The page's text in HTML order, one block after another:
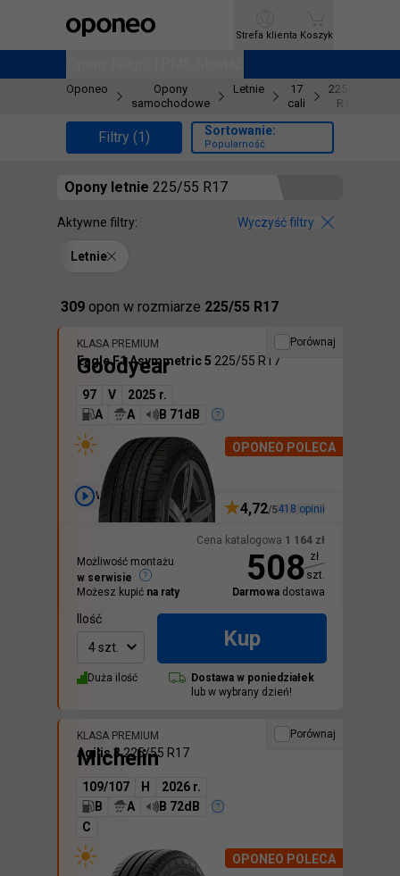
Ctrl M
Strefa klienta
Strefa klienta Koszyk
Koszyk
Oponeo
Opony
samochodowe
Letnie
17
cali
225/55
R17
Filtry (1) Sortowanie:
Popularność
Opony letnie 225/55 R17
Letnie
Aktywne filtry: Wyczyść filtry
Znaleźliśmy
309 opon w rozmiarze 225/55 R17
Porównaj
Wideo
KLASA PREMIUM
Goodyear
OPONEO POLECA
Eagle F1 Asymmetric 5 225/55 R17
97 V
2025 r.
A
A B 71dB
Cena katalogowa 1 164 zł
508 zł
szt.
Darmowa dostawa
4,72/5418 opinii
Możliwość montażu
w serwisie
Możesz kupić na raty
Ilość
4 szt.
Kup
Duża ilość Dostawa w poniedziałek
lub w wybrany dzień!
Porównaj
KLASA PREMIUM
Michelin
OPONEO POLECA
Agilis 3225/55 R17
109/107 H
2026 r.
B
A
B 72dB
C